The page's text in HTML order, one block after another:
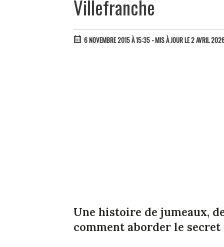
Villefranche
6 NOVEMBRE 2015 À 15:35 - MIS À JOUR LE 2 AVRIL
Une histoire de jumeaux,
comment aborder le secret